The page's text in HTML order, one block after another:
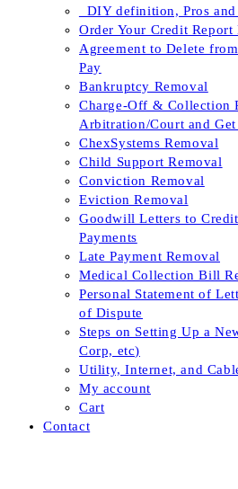
_DIY definition, Pros
Order Your Credit Report
Agreement to Delete
Pay
Bankruptcy Removal
Charge-Off & Collection
Arbitration/Court and Get
ChexSystems Removal
Child Support Removal
Conviction Removal
Eviction Removal
Goodwill Letters to
Payments
Late Payment Removal
Medical Collection Bill
Personal Statement of
of Dispute
Steps on Setting Up a
Corp, etc)
Utility, Internet, and
My account
Cart
Contact